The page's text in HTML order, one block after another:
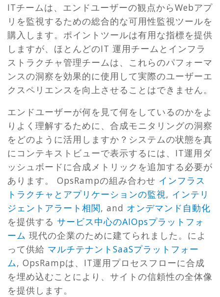
ITチームは、エンドユーザーの観点からWebアプ
リを監視するための総合的な可用性監視ツールを
購入します。ポイントツールは有用な指標を提供
しますが、ほとんどのIT 運用チームとインフラ
ストラクチャ管理チームは、これらのパフォーマ
ンスの洞察を効果的に使用して実際のユーザーエ
クスペリエンスを向上させることはできません。
エンドユーザーが何を見て何をしているのかをよ
りよく理解するために、合成モニタリングの洞察
をどのように活用しますか？システムの状態を真
にコンテキストビューで表示するには、IT運用ダ
ッシュボードに合成メトリックを追加する必要が
あります。 OpsRampの組み合わせ インフラス
トラクチャとアプリケーションの監視, インテリ
ジェントアラート相関, and オンデマンド自動化
を提供する サービス中心のAIOpsプラットフォ
ーム 現代の企業のために建てられました。によ
って供給 マルチテナントSaaSプラットフォー
ム, OpsRampは、IT運用プロセスフローに合成
を埋め込むことにより、サイトの信頼性の全体像
を提供します。